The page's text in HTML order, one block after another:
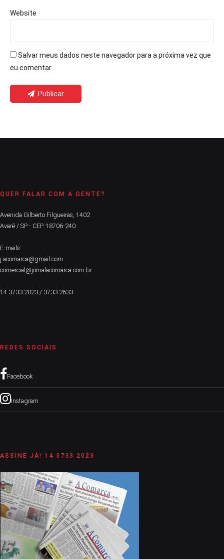
Website
Salvar meus dados neste navegador para a próxima vez que
eu comentar.
Publicar
QUER FALAR COM A GENTE?
Avenida Gilberto Filgueiras, 1402
Avaré / SP - CEP. 18706-240
E-mails:
j.acomarca@gmail.com
comercial@jornalacomarca.com.br
14 3733.2023 / 3733.2633
REDES SOCIAIS
Facebook
Instagram
ASSINE JÁ! 14 3733 2023